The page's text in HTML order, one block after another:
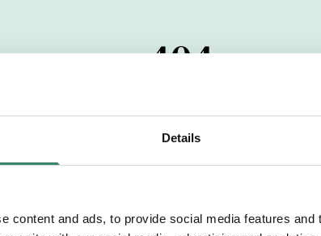
Details
content and ads, to provide social media features
404
har passerats. Vi uppskattar
dig med mer information om våra aktuella